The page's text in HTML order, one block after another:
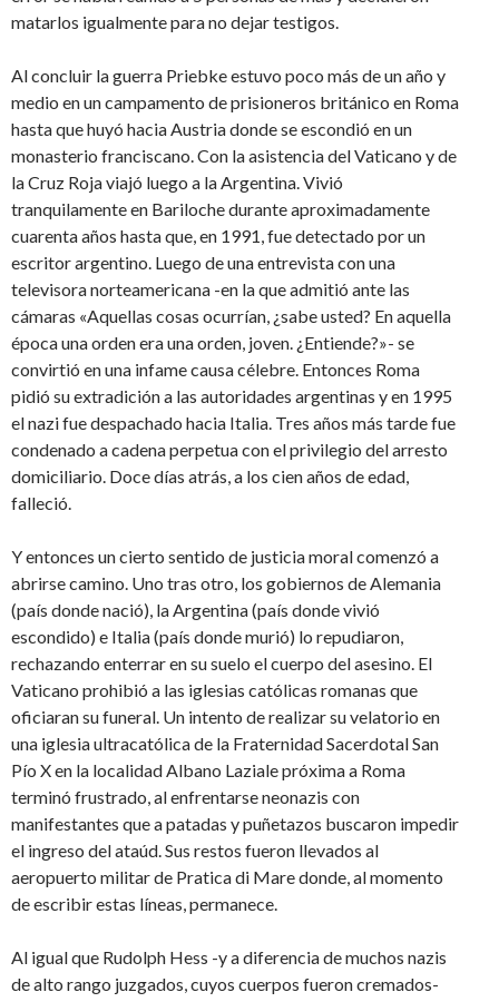
matarlos igualmente para no dejar testigos.
Al concluir la guerra Priebke estuvo poco más de un año y
medio en un campamento de prisioneros británico en Roma
hasta que huyó hacia Austria donde se escondió en un
monasterio franciscano. Con la asistencia del Vaticano y de
la Cruz Roja viajó luego a la Argentina. Vivió
tranquilamente en Bariloche durante aproximadamente
cuarenta años hasta que, en 1991, fue detectado por un
escritor argentino. Luego de una entrevista con una
televisora norteamericana -en la que admitió ante las
cámaras «Aquellas cosas ocurrían, ¿sabe usted? En aquella
época una orden era una orden, joven. ¿Entiende?»- se
convirtió en una infame causa célebre. Entonces Roma
pidió su extradición a las autoridades argentinas y en 1995
el nazi fue despachado hacia Italia. Tres años más tarde fue
condenado a cadena perpetua con el privilegio del arresto
domiciliario. Doce días atrás, a los cien años de edad,
falleció.
Y entonces un cierto sentido de justicia moral comenzó a
abrirse camino. Uno tras otro, los gobiernos de Alemania
(país donde nació), la Argentina (país donde vivió
escondido) e Italia (país donde murió) lo repudiaron,
rechazando enterrar en su suelo el cuerpo del asesino. El
Vaticano prohibió a las iglesias católicas romanas que
oficiaran su funeral. Un intento de realizar su velatorio en
una iglesia ultracatólica de la Fraternidad Sacerdotal San
Pío X en la localidad Albano Laziale próxima a Roma
terminó frustrado, al enfrentarse neonazis con
manifestantes que a patadas y puñetazos buscaron impedir
el ingreso del ataúd. Sus restos fueron llevados al
aeropuerto militar de Pratica di Mare donde, al momento
de escribir estas líneas, permanece.
Al igual que Rudolph Hess -y a diferencia de muchos nazis
de alto rango juzgados, cuyos cuerpos fueron cremados-